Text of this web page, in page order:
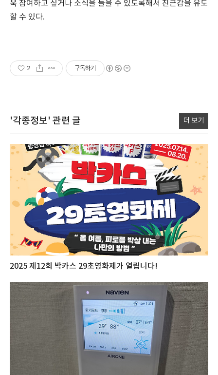
욱 참여하고 싶거나 소식을 들을 수 있도록해서 친근감을 유도
할 수 있다.
2 구독하기
'각종정보' 관련 글 더 보기
2025 제12회 박카스 29초영화제가 열립니다!